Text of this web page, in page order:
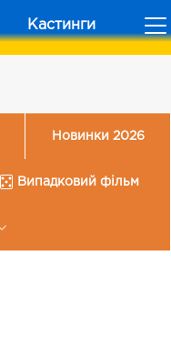
Кастинги
Новинки 2026
Випадковий фільм